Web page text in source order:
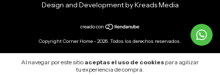
Al navegar por este sitio aceptas el uso de cookies para agilizar
tu experiencia de compra.
Design and Development by Kreads Media
Copyright Corner Home - 2026. Todos los derechos reservados.